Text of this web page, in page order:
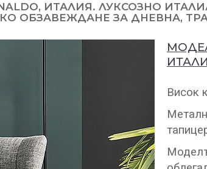
ИТАЛИЯ. ЛУКСОЗНО
ОБЗАВЕЖДАНЕ ЗА ДНЕВНА,
Висок